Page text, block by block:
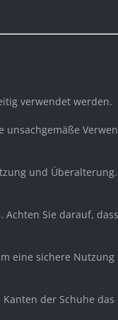
verwendet werden.
und
Sie darauf,
eine sichere
der Schuhe